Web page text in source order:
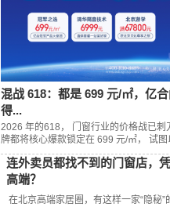
混战 618：都是 699 元/㎡，亿
得...
2026 年的618， 门窗行业的价格战已刺
牌都将核心爆款锁定在 699 元/㎡， 试图
连外卖员都找不到的门窗店，
高端？
在北京高端家居圈，有这样一家“隐秘